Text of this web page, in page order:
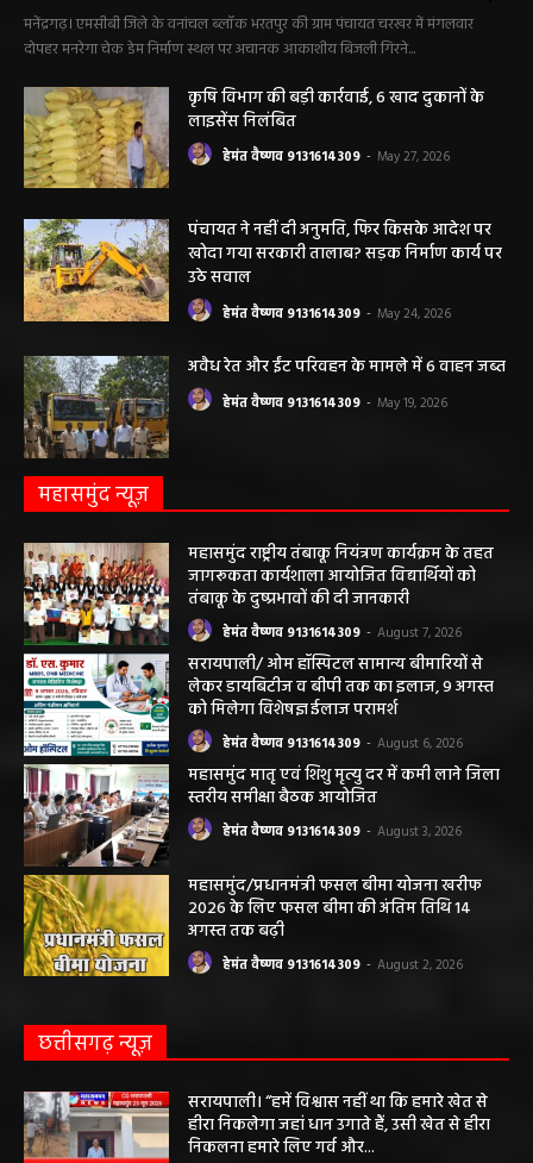
मनेंद्रगढ़। एमसीबी जिले के वनांचल ब्लॉक भरतपुर की ग्राम पंचायत चरखर में मंगलवार
दोपहर मनरेगा चेक डेम निर्माण स्थल पर अचानक आकाशीय बिजली गिरने...
कृषि विभाग की बड़ी कार्रवाई, 6 खाद दुकानों के
लाइसेंस निलंबित
हेमंत वैष्णव 9131614309 - May 27, 2026
पंचायत ने नहीं दी अनुमति, फिर किसके आदेश पर
खोदा गया सरकारी तालाब? सड़क निर्माण कार्य पर
उठे सवाल
हेमंत वैष्णव 9131614309 - May 24, 2026
अवैध रेत और ईंट परिवहन के मामले में 6 वाहन जब्त
हेमंत वैष्णव 9131614309 - May 19, 2026
महासमुंद न्यूज़
महासमुंद राष्ट्रीय तंबाकू नियंत्रण कार्यक्रम के तहत
जागरूकता कार्यशाला आयोजित विद्यार्थियों को
तंबाकू के दुष्प्रभावों की दी जानकारी
हेमंत वैष्णव 9131614309 - August 7, 2026
सरायपाली/ ओम हॉस्पिटल सामान्य बीमारियों से
लेकर डायबिटीज व बीपी तक का इलाज, 9 अगस्त
को मिलेगा विशेषज्ञ ईलाज परामर्श
हेमंत वैष्णव 9131614309 - August 6, 2026
महासमुंद मातृ एवं शिशु मृत्यु दर में कमी लाने जिला
स्तरीय समीक्षा बैठक आयोजित
हेमंत वैष्णव 9131614309 - August 3, 2026
महासमुंद/प्रधानमंत्री फसल बीमा योजना खरीफ
2026 के लिए फसल बीमा की अंतिम तिथि 14
अगस्त तक बढ़ी
हेमंत वैष्णव 9131614309 - August 2, 2026
छत्तीसगढ़ न्यूज़
सरायपाली। “हमें विश्वास नहीं था कि हमारे खेत से
हीरा निकलेगा जहां धान उगाते हैं, उसी खेत से हीरा
निकलना हमारे लिए गर्व और...